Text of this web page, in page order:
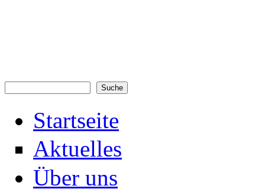
Startseite
Aktuelles
Über uns